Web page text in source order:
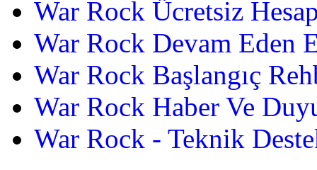
War Rock Ücretsiz
War Rock Devam Eden
War Rock Başlangıç
War Rock Haber Ve
War Rock - Teknik